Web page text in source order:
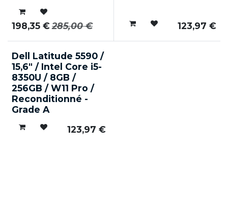
198,35 €285,00€ 123,97 €
Solidaire
Dell Latitude 5590 /
15,6" / Intel Core i5-
8350U / 8GB /
256GB / W11 Pro /
Reconditionné -
Grade A
123,97 €